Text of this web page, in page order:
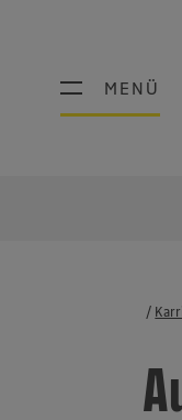
MENÜ
MENÜ